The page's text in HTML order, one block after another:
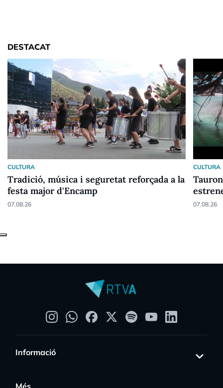
DESTACAT
CULTURA
Tradició, música i seguretat reforçada a la
festa major d'Encamp
07.08.26
CULTURA
07.08.26
Informació